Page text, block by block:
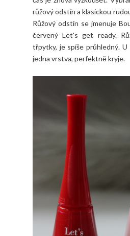
růžový odstín a klasickou
Růžový odstín se jmenuje
červený Let's get ready.
třpytky, je spíše průhledný.
jedna vrstva, perfektně kryje.